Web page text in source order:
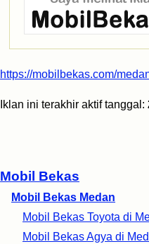
Mobil Bekas
Mobil Bekas Medan
Mobil Bekas Toyota di
Mobil Bekas Agya di
https://mobilbekas.com/
Iklan ini terakhir aktif tanggal: